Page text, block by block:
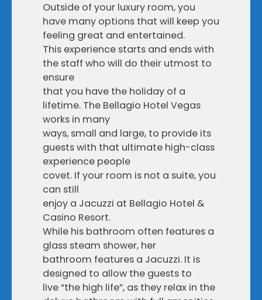
Outside of your luxury room, you
have many options that will keep you
feeling great and entertained.
This experience starts and ends with
the staff who will do their utmost to
ensure
that you have the holiday of a
lifetime. The Bellagio Hotel Vegas
works in many
ways, small and large, to provide its
guests with that ultimate high-class
experience people
covet. If your room is not a suite, you
can still
enjoy a Jacuzzi at Bellagio Hotel &
Casino Resort.
While his bathroom often features a
glass steam shower, her
bathroom features a Jacuzzi. It is
designed to allow the guests to
live “the high life”, as they relax in the